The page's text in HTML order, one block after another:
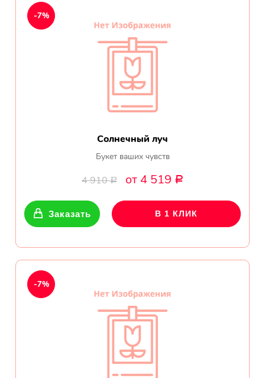
Солнечный луч
Букет ваших чувств
4 910Р от 4 519 Р
-7%
Заказать В 1 КЛИК
-7%